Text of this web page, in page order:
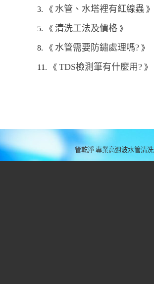
3. 《 水管、水塔裡有紅線蟲 》
5. 《 清洗工法及價格》
8. 《 水管需要防鏽處理嗎?》
11. 《 TDS檢測筆有什麼用?》
管乾淨 專業高週波水管清洗